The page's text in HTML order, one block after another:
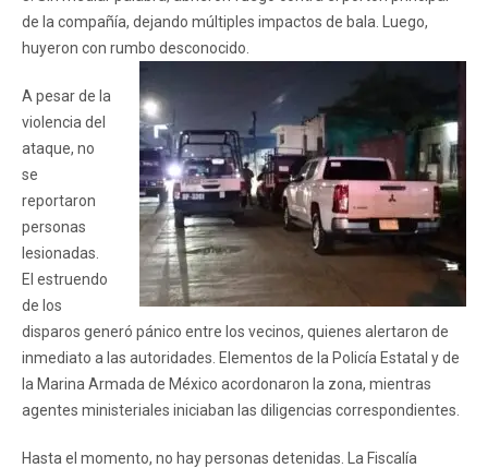
de la compañía, dejando múltiples impactos de bala. Luego,
huyeron con rumbo desconocido.
A pesar de la
violencia del
ataque, no
se
reportaron
personas
lesionadas.
El estruendo
de los
disparos generó pánico entre los vecinos, quienes alertaron de
inmediato a las autoridades. Elementos de la Policía Estatal y de
la Marina Armada de México acordonaron la zona, mientras
agentes ministeriales iniciaban las diligencias correspondientes.
Hasta el momento, no hay personas detenidas. La Fiscalía